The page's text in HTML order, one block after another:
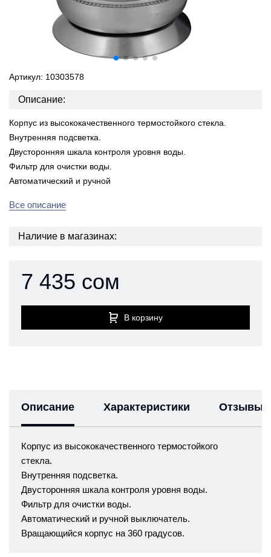
Артикул: 10303578
Описание:
Корпус из высококачественного термостойкого стекла.
Внутренняя подсветка.
Двусторонняя шкала контроля уровня воды.
Фильтр для очистки воды.
Автоматический и ручной
Все описание
Наличие в магазинах:
7 435 сом
В корзину
Описание Характеристики Отзывы
Корпус из высококачественного термостойкого
стекла.
Внутренняя подсветка.
Двусторонняя шкала контроля уровня воды.
Фильтр для очистки воды.
Автоматический и ручной выключатель.
Вращающийся корпус на 360 градусов.